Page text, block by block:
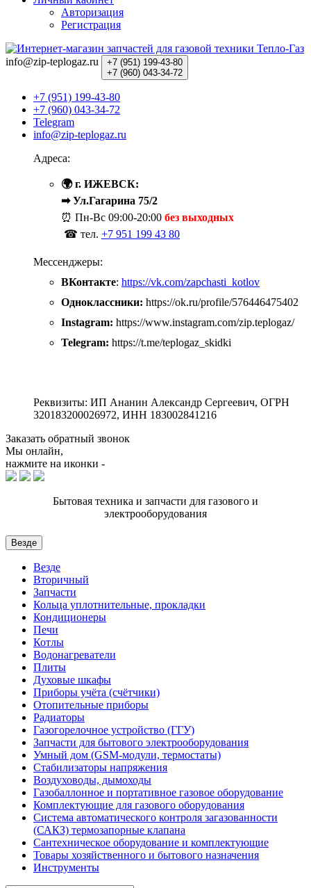
Авторизация
Регистрация
info@zip-teplogaz.ru +7 (951) 199-43-80
+7 (960) 043-34-72
+7 (951) 199-43-80
+7 (960) 043-34-72
Telegram
info@zip-teplogaz.ru
Адреса:
🌍 г. ИЖЕВСК:
➡ Ул.Гагарина 75/2
⏰ Пн-Вс 09:00-20:00 без выходных
☎ тел. +7 951 199 43 80
Мессенджеры:
ВКонтакте: https://vk.com/zapchasti_kotlov
Одноклассники: https://ok.ru/profile/576446475402
Instagram: https://www.instagram.com/zip.teplogaz/
Telegram: https://t.me/teplogaz_skidki
Реквизиты: ИП Ананин Александр Сергеевич, ОГРН
320183200026972, ИНН 183002841216
Заказать обратный звонок
Мы онлайн,
нажмите на иконки -
Бытовая техника и запчасти для газового и
электрооборудования
Везде
Везде
Вторичный
Запчасти
Кольца уплотнительные, прокладки
Кондиционеры
Печи
Котлы
Водонагреватели
Плиты
Духовые шкафы
Приборы учёта (счётчики)
Отопительные приборы
Радиаторы
Газогорелочное устройство (ГГУ)
Запчасти для бытового электрооборудования
Умный дом (GSM-модули, термостаты)
Cтабилизаторы напряжения
Воздуховоды, дымоходы
Газобаллонное и портативное газовое оборудование
Комплектующие для газового оборудования
Система автоматического контроля загазованности
(САКЗ) термозапорные клапана
Сантехническое оборудование и комплектующие
Товары хозяйственного и бытового назначения
Инструменты